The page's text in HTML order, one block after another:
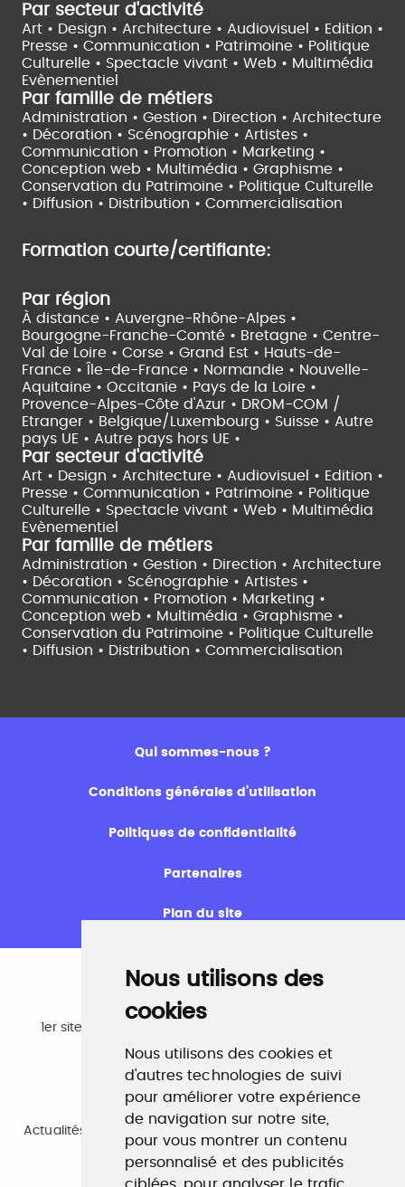
Nous utilisons des
cookies
Nous utilisons des cookies et
d'autres technologies de suivi
pour améliorer votre expérience
de navigation sur notre site,
pour vous montrer un contenu
personnalisé et des publicités
Par secteur d'activité
Art • Design • Architecture • Audiovisuel • Edition •
Presse • Communication • Patrimoine • Politique
Culturelle • Spectacle vivant • Web • Multimédia
Evènementiel
Par famille de métiers
Administration • Gestion • Direction • Architecture
• Décoration • Scénographie • Artistes •
Communication • Promotion • Marketing •
Conception web • Multimédia • Graphisme •
Conservation du Patrimoine • Politique Culturelle
• Diffusion • Distribution • Commercialisation
Formation courte/certifiante:
Par région
À distance • Auvergne-Rhône-Alpes •
Bourgogne-Franche-Comté • Bretagne • Centre-
Val de Loire • Corse • Grand Est • Hauts-de-
France •
Île-de-France • Normandie • Nouvelle-
Aquitaine • Occitanie • Pays de la Loire •
Provence-Alpes-Côte d'Azur • DROM-COM /
Etranger • Belgique/Luxembourg • Suisse • Autre
pays UE • Autre pays hors UE •
Par secteur d'activité
Art • Design • Architecture • Audiovisuel • Edition •
Presse • Communication • Patrimoine • Politique
Culturelle • Spectacle vivant • Web • Multimédia
Evènementiel
Par famille de métiers
Administration • Gestion • Direction • Architecture
• Décoration • Scénographie • Artistes •
Communication • Promotion • Marketing •
Conception web • Multimédia • Graphisme •
Conservation du Patrimoine • Politique Culturelle
• Diffusion • Distribution • Commercialisation
Qui sommes-nous ?
Conditions générales d’utilisation
Politiques de confidentialité
Partenaires
Plan du site
Emploi
1er site emploi du secteur culturel 784.000 visites et
www.profilculture.com
Formation
Actualités, guide et annuaire des formations aux métiers
de la culture.
www.profilculture-formation.com